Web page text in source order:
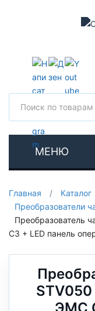
МЕНЮ
Главная / Каталог
Преобразователи
Преобразователь
С3 + LED панель